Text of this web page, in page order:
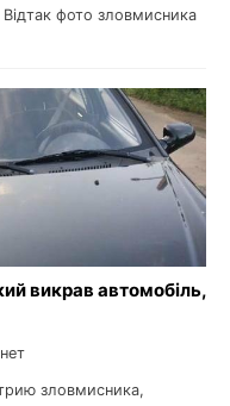
фото зловмисника
викрав автомобіль,
зловмисника,